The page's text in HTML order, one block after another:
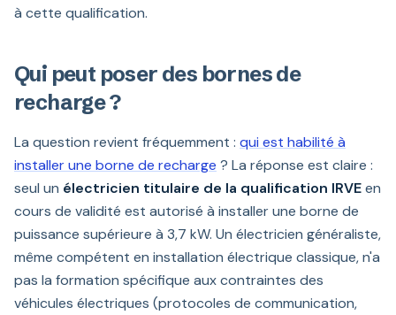
à cette qualification.
Qui peut poser des bornes de
recharge ?
La question revient fréquemment : qui est habilité à
installer une borne de recharge ? La réponse est claire :
seul un électricien titulaire de la qualification IRVEen
cours de validité est autorisé à installer une borne de
puissance supérieure à 3,7 kW. Un électricien généraliste,
même compétent en installation électrique classique, n'a
pas la formation spécifique aux contraintes des
véhicules électriques (protocoles de communication,